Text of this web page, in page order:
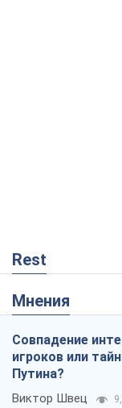
Rest
Мнения
Совпадение
игроков или
Путина?
Виктор Швец